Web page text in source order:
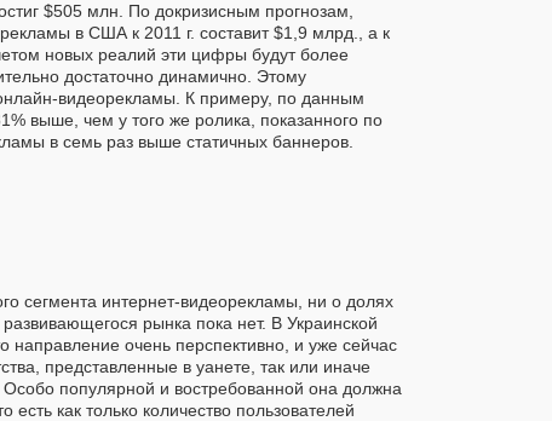
$505 млн. По докризисным прогнозам,
в США к 2011 г. составит $1,9 млрд., а к
новых реалий эти цифры будут более
достаточно динамично. Этому
видеорекламы. К примеру, по данным
выше, чем у того же ролика, показанного по
в семь раз выше статичных баннеров.
сегмента интернет-видеорекламы, ни о долях
рынка пока нет. В Украинской
направление очень перспективно, и уже сейчас
представленные в уанете, так или иначе
популярной и востребованной она должна
есть как только количество пользователей